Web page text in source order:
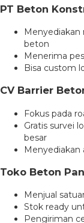
PT Beton
Menyediakan
beton
Menerima
Bisa custom
CV Barrier
Fokus pada
Gratis survei
besar
Toko Beton
Menjual
Stok ready
Pengiriman